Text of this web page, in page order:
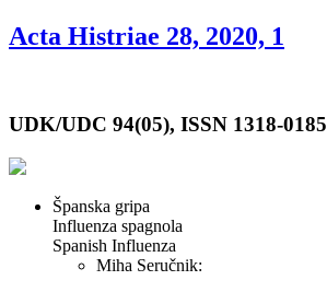
Acta Histriae 28, 2020, 1
UDK/UDC 94(05), ISSN 1318-0185
Španska gripa
Influenza spagnola
Spanish Influenza
Miha Seručnik: